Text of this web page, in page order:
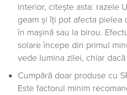
interior, citește asta: razele
geam și îți pot afecta pielea
în mașină sau la birou.
solare începe din primul
vede lumina zilei, chiar
Cumpără doar produse cu
Este factorul minim